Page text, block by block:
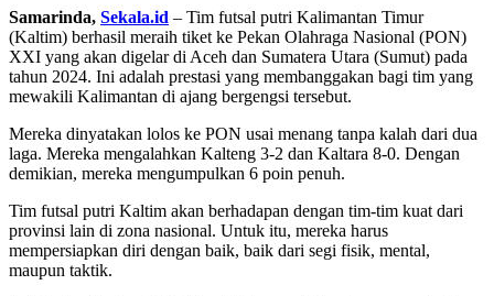
Samarinda, Sekala.id – Tim futsal putri Kalimantan Timur
(Kaltim) berhasil meraih tiket ke Pekan Olahraga Nasional (PON)
XXI yang akan digelar di Aceh dan Sumatera Utara (Sumut) pada
tahun 2024. Ini adalah prestasi yang membanggakan bagi tim yang
mewakili Kalimantan di ajang bergengsi tersebut.
Mereka dinyatakan lolos ke PON usai menang tanpa kalah dari dua
laga. Mereka mengalahkan Kalteng 3-2 dan Kaltara 8-0. Dengan
demikian, mereka mengumpulkan 6 poin penuh.
Tim futsal putri Kaltim akan berhadapan dengan tim-tim kuat dari
provinsi lain di zona nasional. Untuk itu, mereka harus
mempersiapkan diri dengan baik, baik dari segi fisik, mental,
maupun taktik.